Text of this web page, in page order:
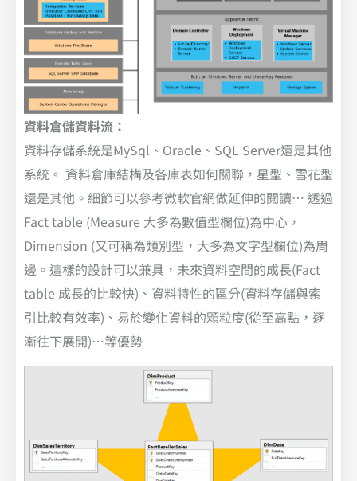
資料倉儲資料流：
資料存儲系統是MySql、Oracle、SQL Server還是其他
系統。 資料倉庫結構及各庫表如何關聯，星型、雪花型
還是其他。細節可以參考微軟官網做延伸的閱讀… 透過
Fact table (Measure 大多為數值型欄位)為中心，
Dimension (又可稱為類別型，大多為文字型欄位)為周
邊。這樣的設計可以兼具，未來資料空間的成長(Fact
table 成長的比較快)、資料特性的區分(資料存儲與索
引比較有效率)、易於變化資料的顆粒度(從至高點，逐
漸往下展開)…等優勢